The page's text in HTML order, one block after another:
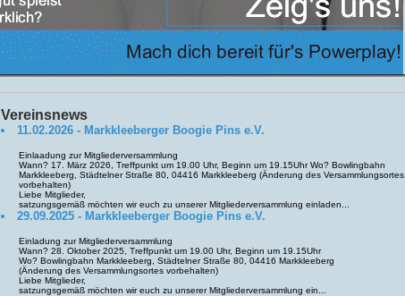
Vereinsnews
11.02.2026 - Markkleeberger Boogie Pins e.V.
Einlaadung zur Mitgliederversammlung
Wann? 17. März 2026, Treffpunkt um 19.00 Uhr, Beginn um 19.15Uhr Wo? Bowlingbahn
Markkleeberg, Städtelner Straße 80, 04416 Markkleeberg (Änderung des Versammlungsortes
vorbehalten)
Liebe Mitglieder,
satzungsgemäß möchten wir euch zu unserer Mitgliederversammlung einladen...
29.09.2025 - Markkleeberger Boogie Pins e.V.
Einladung zur Mitgliederversammlung
Wann? 28. Oktober 2025, Treffpunkt um 19.00 Uhr, Beginn um 19.15Uhr
Wo? Bowlingbahn Markkleeberg, Städtelner Straße 80, 04416 Markkleeberg
(Änderung des Versammlungsortes vorbehalten)
Liebe Mitglieder,
satzungsgemäß möchten wir euch zu unserer Mitgliederversammlung ein...